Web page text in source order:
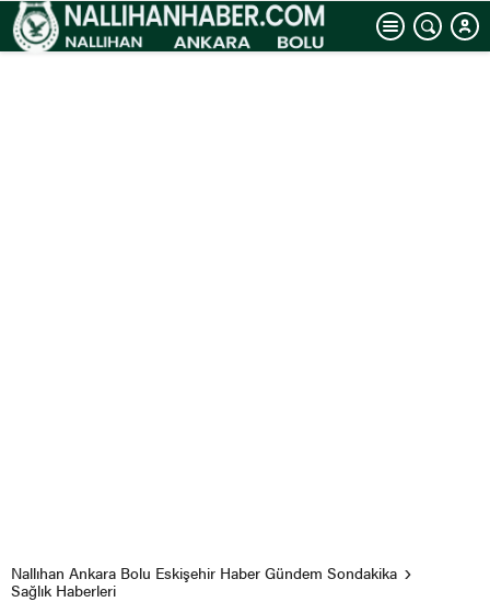
Nallıhan Ankara Bolu Eskişehir Haber Gündem Sondakika
Sağlık Haberleri